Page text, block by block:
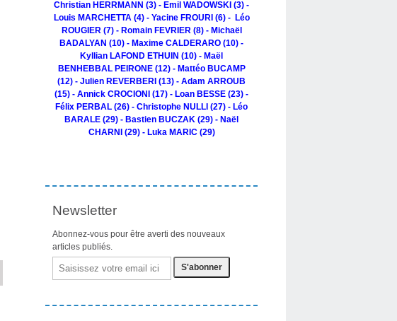
Christian HERRMANN (3) - Emil WADOWSKI (3) -
Louis MARCHETTA (4) - Yacine FROURI (6) - Léo
ROUGIER (7) - Romain FEVRIER (8) - Michaël
BADALYAN (10) - Maxime CALDERARO (10) -
Kyllian LAFOND ETHUIN (10) - Maël
BENHEBBAL PEIRONE (12) - Mattéo BUCAMP
(12) - Julien REVERBERI (13) - Adam ARROUB
(15) - Annick CROCIONI (17) - Loan BESSE (23) -
Félix PERBAL (26) - Christophe NULLI (27) - Léo
BARALE (29) - Bastien BUCZAK (29) - Naël
CHARNI (29) - Luka MARIC (29)
Newsletter
Abonnez-vous pour être averti des nouveaux
articles publiés.
Email